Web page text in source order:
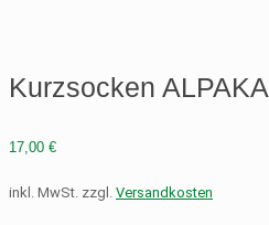
Kurzsocken ALPAKA
17,00 €
inkl. MwSt. zzgl. Versandkosten